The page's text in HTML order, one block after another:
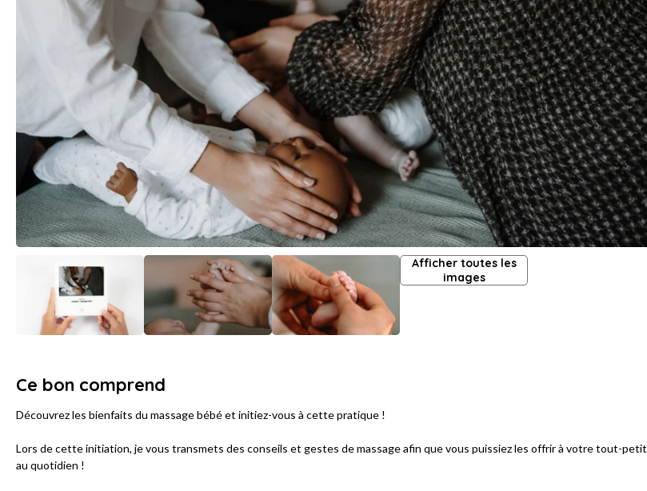
Afficher toutes les
images
Ce bon comprend
Découvrez les bienfaits du massage bébé et initiez-vous à cette pratique !
Lors de cette initiation, je vous transmets des conseils et gestes de massage afin que vous puissiez les offrir à votre tout-petit
au quotidien !